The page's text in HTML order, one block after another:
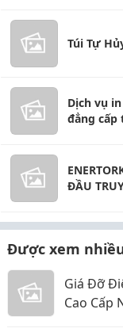
Túi Tự
Dịch vụ
đẳng
ĐẦU
Được xem
Giá Đỡ
Cao Cấp